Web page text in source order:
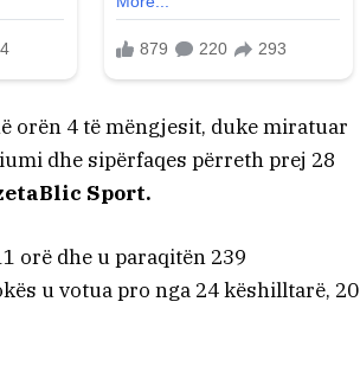
orën 4 të mëngjesit, duke miratuar
dhe sipërfaqes përreth prej 28
Sport.
orë dhe u paraqitën 239
u votua pro nga 24 këshilltarë, 20